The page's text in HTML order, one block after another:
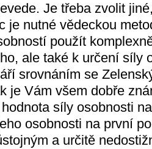
Je třeba zvolit
je nutné vědeckou
použít
ale také k určení síly
srovnáním se
je Vám všem dobře
síly osobnosti
osobnosti na první
a určitě